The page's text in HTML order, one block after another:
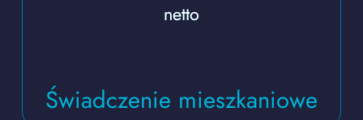
netto
Świadczenie mieszkaniowe